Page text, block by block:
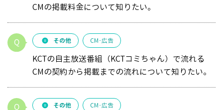
CMの掲載料金について知りたい。
その他 CM･広告
KCTの自主放送番組（KCTコミちゃん）で流れる
CMの契約から掲載までの流れについて知りたい。
その他 CM･広告